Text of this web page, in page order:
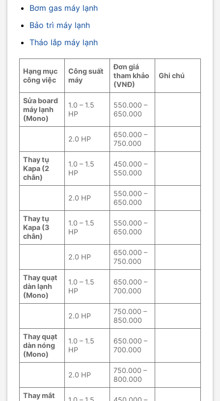
Bơm gas máy lạnh
Bảo trì máy lạnh
Tháo lắp máy lạnh
Hạng mục
công việc
Công suất
máy
Đơn giá
tham khảo
(VNĐ)
Ghi chú
Sửa board
máy lạnh
(Mono)
1.0 – 1.5
HP
550.000 –
650.000
2.0 HP
650.000 –
750.000
Thay tụ
Kapa (2
chân)
1.0 – 1.5
HP
450.000 –
550.000
2.0 HP
550.000 –
650.000
Thay tụ
Kapa (3
chân)
1.0 – 1.5
HP
550.000 –
650.000
2.0 HP
650.000 –
750.000
Thay quạt
dàn lạnh
(Mono)
1.0 – 1.5
HP
650.000 –
700.000
2.0 HP
750.000 –
850.000
Thay quạt
dàn nóng
(Mono)
1.0 – 1.5
HP
650.000 –
700.000
2.0 HP
750.000 –
800.000
Thay mắt